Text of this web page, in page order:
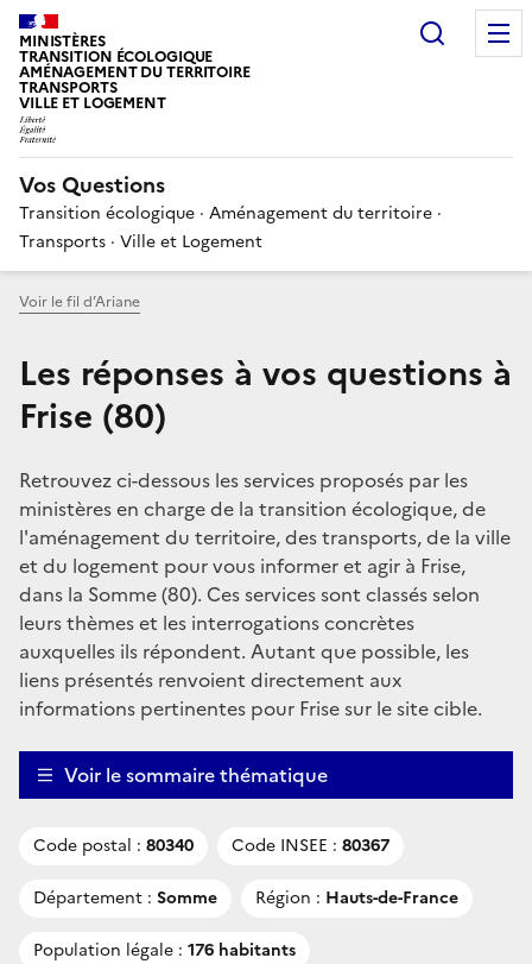
MINISTÈRES
TRANSITION ÉCOLOGIQUE
AMÉNAGEMENT DU TERRITOIRE
TRANSPORTS
VILLE ET LOGEMENT
Vos Questions
Transition écologique · Aménagement du territoire ·
Transports · Ville et Logement
Voir le fil d’Ariane
Les réponses à vos questions à
Frise (80)
Retrouvez ci-dessous les services proposés par les
ministères en charge de la transition écologique, de
l'aménagement du territoire, des transports, de la ville
et du logement pour vous informer et agir à Frise,
dans la Somme (80). Ces services sont classés selon
leurs thèmes et les interrogations concrètes
auxquelles ils répondent. Autant que possible, les
liens présentés renvoient directement aux
informations pertinentes pour Frise sur le site cible.
Voir le sommaire thématique
Code postal : 80340 Code INSEE : 80367
Département : Somme Région : Hauts-de-France
Population légale : 176 habitants